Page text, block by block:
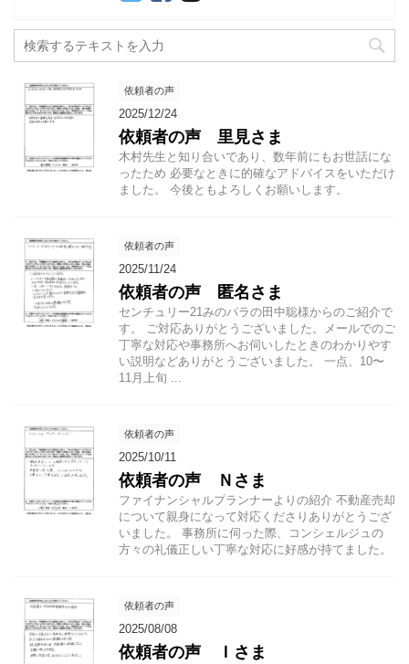
依頼者の声
2025/12/24
依頼者の声 里見さま
木村先生と知り合いであり、数年前にもお世話にな
ったため 必要なときに的確なアドバイスをいただけ
ました。 今後ともよろしくお願いします。
依頼者の声
2025/11/24
依頼者の声 匿名さま
センチュリー21みのパラの田中聡様からのご紹介で
す。 ご対応ありがとうございました。メールでのご
丁寧な対応や事務所へお伺いしたときのわかりやす
い説明などありがとうございました。 一点、10〜
11月上旬 ...
依頼者の声
2025/10/11
依頼者の声 Ｎさま
ファイナンシャルプランナーよりの紹介 不動産売却
について親身になって対応くださりありがとうござ
いました。 事務所に伺った際、コンシェルジュの
方々の礼儀正しい丁寧な対応に好感が持てました。
依頼者の声
2025/08/08
依頼者の声 Ｉさま